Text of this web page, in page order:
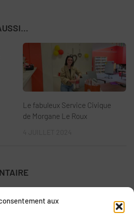
aux
Le fabuleux Service Civique
de Morgane Le Roux